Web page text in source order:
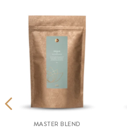
MASTER BLEND